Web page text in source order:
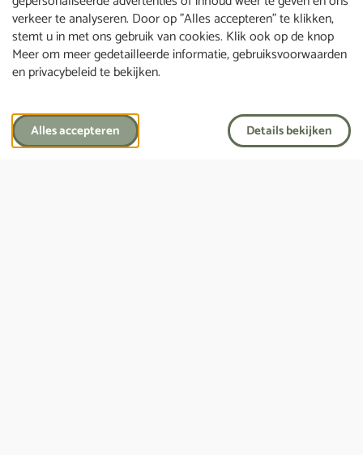
een persoonlijke uitvaart in Geldermalsen.
Laatste wensenboekje
Het is nooit te vroeg om een laatste wensenboekje
verkeer te analyseren. Door op "Alles accepteren" te klikken,
stemt u in met ons gebruik van cookies. Klik ook op de knop
Meer om meer gedetailleerde informatie, gebruiksvoorwaarden
en privacybeleid te bekijken.
Alles accepteren Details bekijken